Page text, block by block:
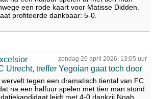
een rode kaart voor Matisse Didden.
profiteerde dankbaar: 5-0.
zondag 26 april 2026, 13:05 uur
Utrecht, treffer Yegoian gaat toch door
wervelt tegen een dramatisch tiental van FC
na een halfuur spelen met tien man stond.
leidt met 4-0 dankzij Noah